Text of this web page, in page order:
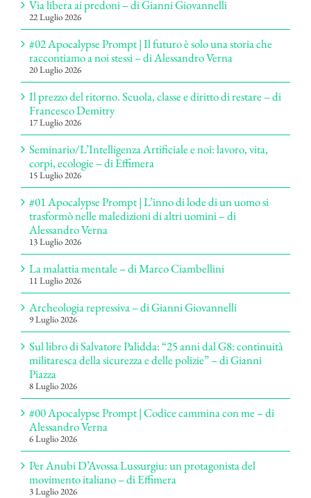
Via libera ai predoni – di Gianni Giovannelli
22 Luglio 2026
#02 Apocalypse Prompt | Il futuro è solo una storia che
raccontiamo a noi stessi – di Alessandro Verna
20 Luglio 2026
Il prezzo del ritorno. Scuola, classe e diritto di restare – di
Francesco Demitry
17 Luglio 2026
Seminario/L’Intelligenza Artificiale e noi: lavoro, vita,
corpi, ecologie – di Effimera
15 Luglio 2026
#01 Apocalypse Prompt | L’inno di lode di un uomo si
trasformò nelle maledizioni di altri uomini – di
Alessandro Verna
13 Luglio 2026
La malattia mentale – di Marco Ciambellini
11 Luglio 2026
Archeologia repressiva – di Gianni Giovannelli
9 Luglio 2026
Sul libro di Salvatore Palidda: “25 anni dal G8: continuità
militaresca della sicurezza e delle polizie” – di Gianni
Piazza
8 Luglio 2026
#00 Apocalypse Prompt | Codice cammina con me – di
Alessandro Verna
6 Luglio 2026
Per Anubi D’Avossa Lussurgiu: un protagonista del
movimento italiano – di Effimera
3 Luglio 2026